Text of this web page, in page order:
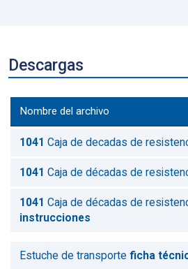
Descargas
Nombre del archivo
1041 Caja de decadas de
1041 Caja de décadas de
1041 Caja de décadas de
instrucciones
Estuche de transporte ficha